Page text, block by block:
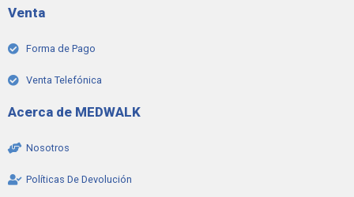
Venta
Forma de Pago
Venta Telefónica
Acerca de MEDWALK
Nosotros
Políticas De Devolución